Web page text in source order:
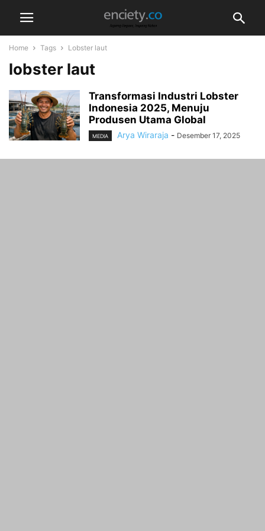
Home Tags Lobster laut
lobster laut
Transformasi Industri Lobster
Indonesia 2025, Menuju
Produsen Utama Global
MEDIA Arya Wiraraja - Desember 17, 2025